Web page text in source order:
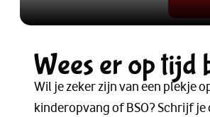
Wees er op tijd
Wil je zeker zijn van een plekje
kinderopvang of BSO? Schrijf je